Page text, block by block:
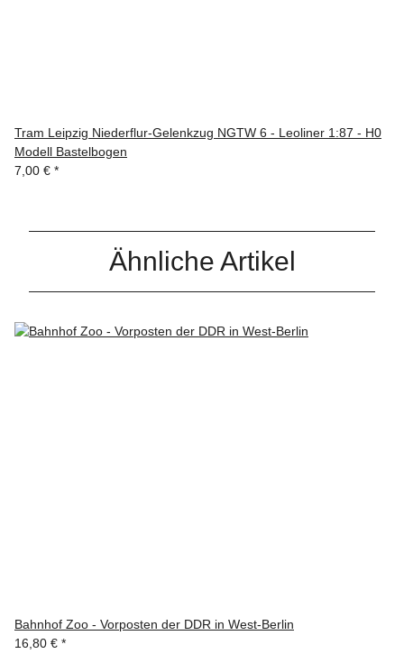
Tram Leipzig Niederflur-Gelenkzug NGTW 6 - Leoliner 1:87 - H0
Modell Bastelbogen
7,00 € *
Ähnliche Artikel
Bahnhof Zoo - Vorposten der DDR in West-Berlin
16,80 € *